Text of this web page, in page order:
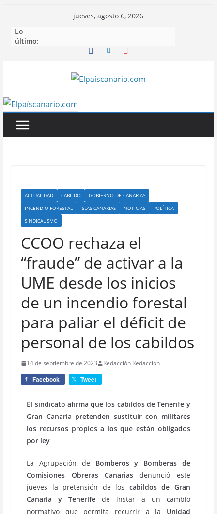
contenido
jueves, agosto 6, 2026
Lo
último:
ACTUALIDAD CABILDO
GOBIERNO DE CANARIAS
INCENDIO FORESTAL
ISLAS CANARIAS NOTICIAS
POLÍTICA
SINDICALISMO
CCOO rechaza el
“fraude” de activar a la
UME desde los inicios
de un incendio forestal
para paliar el déficit de
personal de los cabildos
14 de septiembre de 2023 Redacción Redacción
Facebook Tweet
El sindicato afirma que los cabildos de Tenerife y
Gran Canaria pretenden sustituir con militares
los recursos propios a los que están obligados
por ley
La Agrupación de Bomberos y Bomberas de
Comisiones Obreras Canarias denunció este
jueves la pretensión de los cabildos de Gran
Canaria y Tenerife de instar a un cambio
normativo que permita recurrir a la Unidad